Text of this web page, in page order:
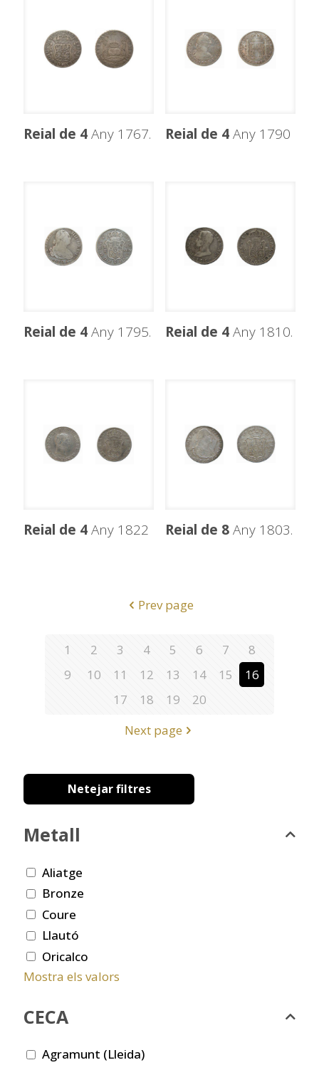
Reial de 4Any 1767. Reial de 4Any 1790
Reial de 4Any 1795. Reial de 4Any 1810.
Reial de 4Any 1822 Reial de 8Any 1803.
Prev page
1 2 3 4 5 6 7
8
9
10 11 12 13 14 15
16
17
18 19
20
Next page
Netejar filtres
Metall
Aliatge
Bronze
Coure
Llautó
Oricalco
Mostra els valors
CECA
Agramunt (Lleida)